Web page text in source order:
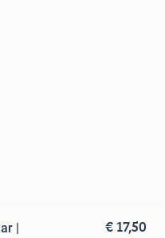
|
€ 17,50